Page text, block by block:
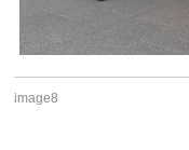
image8